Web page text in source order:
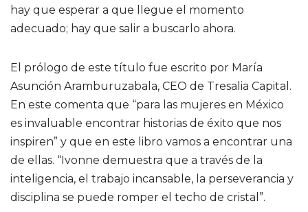
hay que esperar a que llegue el momento
adecuado; hay que salir a buscarlo ahora.
El prólogo de este título fue escrito por María
Asunción Aramburuzabala, CEO de Tresalia Capital.
En este comenta que “para las mujeres en México
es invaluable encontrar historias de éxito que nos
inspiren” y que en este libro vamos a encontrar una
de ellas. “Ivonne demuestra que a través de la
inteligencia, el trabajo incansable, la perseverancia y
disciplina se puede romper el techo de cristal”.